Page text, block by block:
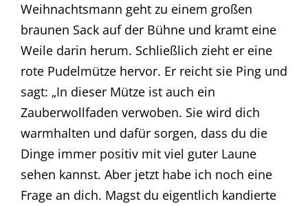
Weihnachtsmann geht zu einem großen
braunen Sack auf der Bühne und kramt eine
Weile darin herum. Schließlich zieht er eine
rote Pudelmütze hervor. Er reicht sie Ping und
sagt: „In dieser Mütze ist auch ein
Zauberwollfaden verwoben. Sie wird dich
warmhalten und dafür sorgen, dass du die
Dinge immer positiv mit viel guter Laune
sehen kannst. Aber jetzt habe ich noch eine
Frage an dich. Magst du eigentlich kandierte